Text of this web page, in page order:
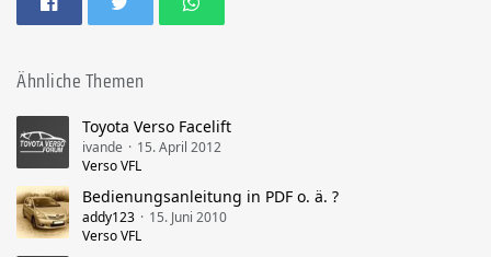
Ähnliche Themen
Toyota Verso Facelift
ivande
15. April 2012
Verso VFL
Bedienungsanleitung in PDF o. ä. ?
addy123
15. Juni 2010
Verso VFL